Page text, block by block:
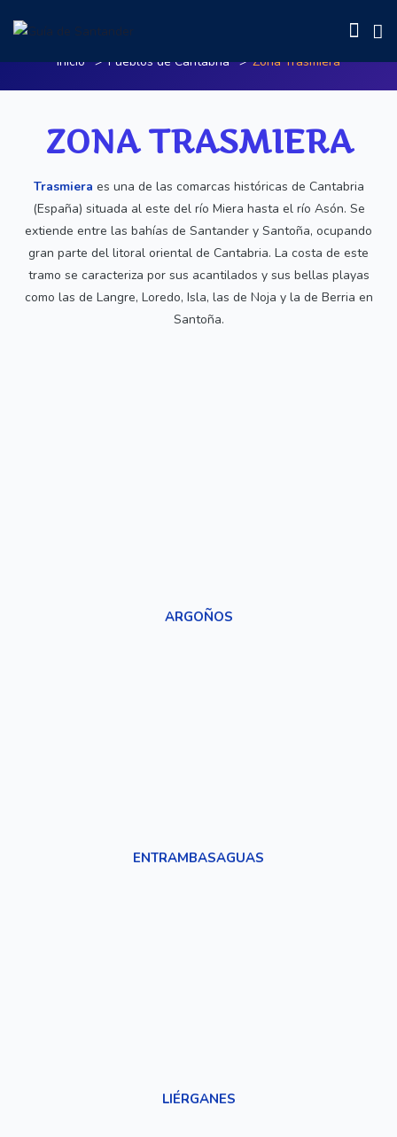
Zona Trasmiera
Inicio Pueblos de Cantabria Zona Trasmiera
ZONA TRASMIERA
Trasmiera ​ es una de las comarcas históricas de Cantabria
(España) situada al este del río Miera hasta el río Asón. Se
extiende entre las bahías de Santander y Santoña, ocupando
gran parte del litoral oriental de Cantabria. La costa de este
tramo se caracteriza por sus acantilados y sus bellas playas
como las de Langre, Loredo, Isla, las de Noja y la de Berria en
Santoña.
ARGOÑOS
ENTRAMBASAGUAS
LIÉRGANES